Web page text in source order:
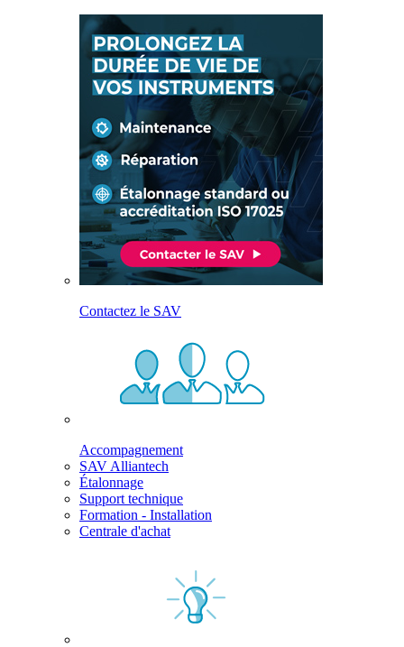
Contactez le SAV
Accompagnement
SAV Alliantech
Étalonnage
Support technique
Formation - Installation
Centrale d'achat